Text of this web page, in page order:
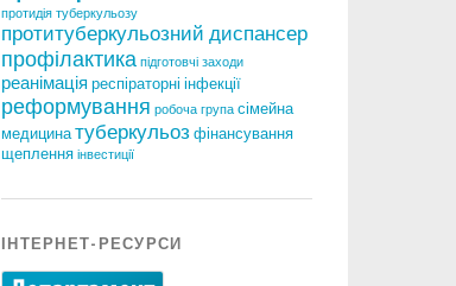
протидія туберкульозу
протитуберкульозний диспансер
профілактика підготовчі заходи
реанімація респіраторні інфекції
реформування робоча група сімейна
медицина туберкульоз фінансування
щеплення інвестиції
ІНТЕРНЕТ-РЕСУРСИ